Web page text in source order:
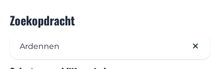
Zoekopdracht
Ardennen